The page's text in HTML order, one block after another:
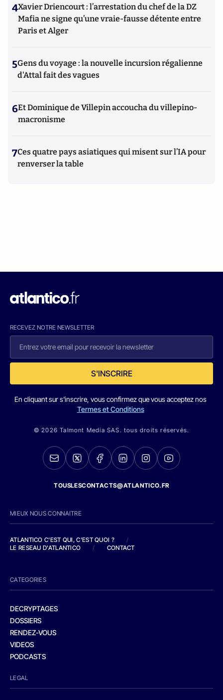
4Xavier Driencourt : l’arrestation du chef de la DZ
Mafia ne signe qu’une vraie-fausse détente entre
Paris et Alger
5Gens du voyage : la nouvelle incursion régalienne
d'Attal fait des vagues
6Et Dominique de Villepin accoucha du villepino-
macronisme
7Ces quatre pays asiatiques qui misent sur l’IA pour
renverser la table
RECEVEZ NOTRE NEWSLETTER
S'INSCRIRE
En cliquant sur s'inscrire, vous confirmez que vous acceptez nos
Termes et Conditions
© 2026 Talmont Media SAS. tous droits réservés.
TOUSLESCONTACTS@ATLANTICO.FR
MIEUX NOUS CONNAITRE
ATLANTICO C'EST QUI, C'EST QUOI ?
/
LE RESEAU D'ATLANTICO
/ CONTACT
CATEGORIES
DECRYPTAGES
DOSSIERS
RENDEZ-VOUS
VIDEOS
PODCASTS
LEGAL